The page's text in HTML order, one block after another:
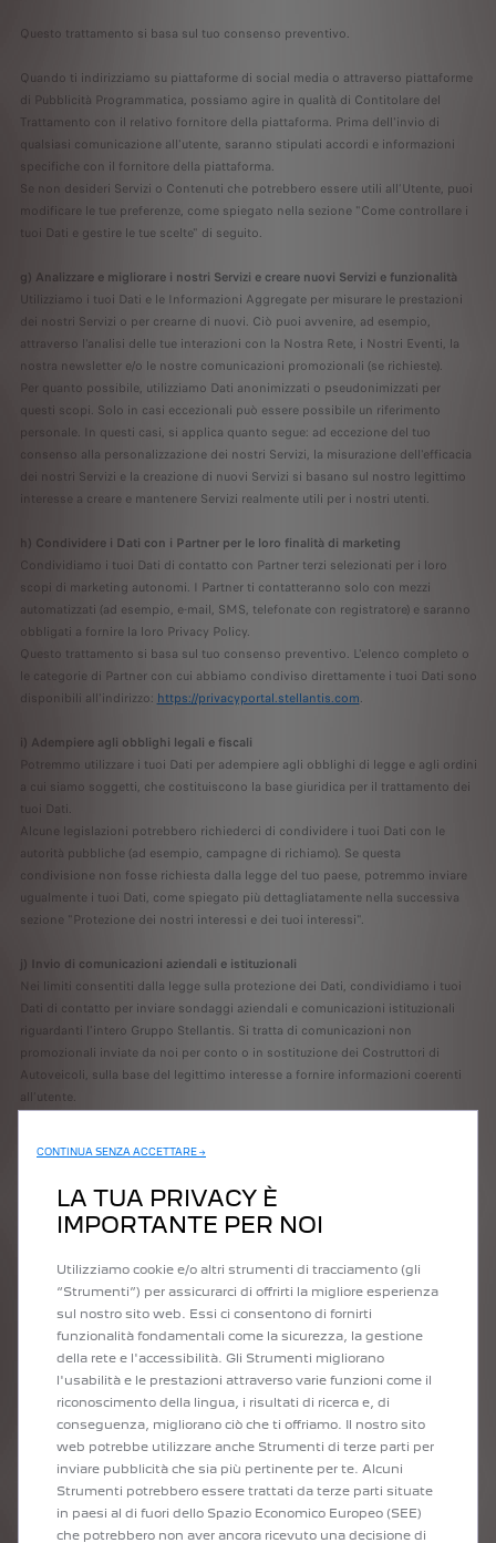
Questo trattamento si basa sul tuo consenso preventivo.
Quando ti indirizziamo su piattaforme di social media o attraverso piattaforme
di Pubblicità Programmatica, possiamo agire in qualità di Contitolare del
Trattamento con il relativo fornitore della piattaforma. Prima dell'invio di
qualsiasi comunicazione all'utente, saranno stipulati accordi e informazioni
specifiche con il fornitore della piattaforma.
Se non desideri Servizi o Contenuti che potrebbero essere utili all’Utente, puoi
modificare le tue preferenze, come spiegato nella sezione "Come controllare i
tuoi Dati e gestire le tue scelte" di seguito.
g) Analizzare e migliorare i nostri Servizi e creare nuovi Servizi e funzionalità
Utilizziamo i tuoi Dati e le Informazioni Aggregate per misurare le prestazioni
dei nostri Servizi o per crearne di nuovi. Ciò puoi avvenire, ad esempio,
attraverso l'analisi delle tue interazioni con la Nostra Rete, i Nostri Eventi, la
nostra newsletter e/o le nostre comunicazioni promozionali (se richieste).
Per quanto possibile, utilizziamo Dati anonimizzati o pseudonimizzati per
questi scopi. Solo in casi eccezionali può essere possibile un riferimento
personale. In questi casi, si applica quanto segue: ad eccezione del tuo
consenso alla personalizzazione dei nostri Servizi, la misurazione dell'efficacia
dei nostri Servizi e la creazione di nuovi Servizi si basano sul nostro legittimo
interesse a creare e mantenere Servizi realmente utili per i nostri utenti.
h) Condividere i Dati con i Partner per le loro finalità di marketing
Condividiamo i tuoi Dati di contatto con Partner terzi selezionati per i loro
scopi di marketing autonomi. I Partner ti contatteranno solo con mezzi
automatizzati (ad esempio, e-mail, SMS, telefonate con registratore) e saranno
obbligati a fornire la loro Privacy Policy.
Questo trattamento si basa sul tuo consenso preventivo. L'elenco completo o
le categorie di Partner con cui abbiamo condiviso direttamente i tuoi Dati sono
disponibili all'indirizzo: https://privacyportal.stellantis.com.
i) Adempiere agli obblighi legali e fiscali
Potremmo utilizzare i tuoi Dati per adempiere agli obblighi di legge e agli ordini
a cui siamo soggetti, che costituiscono la base giuridica per il trattamento dei
tuoi Dati.
Alcune legislazioni potrebbero richiederci di condividere i tuoi Dati con le
autorità pubbliche (ad esempio, campagne di richiamo). Se questa
condivisione non fosse richiesta dalla legge del tuo paese, potremmo inviare
ugualmente i tuoi Dati, come spiegato più dettagliatamente nella successiva
sezione "Protezione dei nostri interessi e dei tuoi interessi".
j) Invio di comunicazioni aziendali e istituzionali
Nei limiti consentiti dalla legge sulla protezione dei Dati, condividiamo i tuoi
Dati di contatto per inviare sondaggi aziendali e comunicazioni istituzionali
riguardanti l’intero Gruppo Stellantis. Si tratta di comunicazioni non
promozionali inviate da noi per conto o in sostituzione dei Costruttori di
Autoveicoli, sulla base del legittimo interesse a fornire informazioni coerenti
all’utente.
Nella misura consentita dalla legge applicabile in materia di protezione dei
Dati, potremmo dover utilizzare i tuoi Dati per individuare, prevenire e
rispondere a comportamenti fraudolenti e illegali o attività che potrebbero
compromettere la sicurezza dei nostri Servizi e del Nostro Sito web e
Applicazione in modi diversi da quelli consentiti, al fine di verificare la
cosiddetta Raccolta Indiretta, o in caso di comportamento inappropriato ai
Nostri Eventi. Tali finalità comprendono anche verifiche e valutazioni delle
nostre operazioni commerciali, dei controlli di sicurezza, dei controlli
finanziari, dei registri e del programma di gestione delle informazioni, e in ogni
altro modo relativo all'amministrazione delle nostre attività generali, della
contabilità, della tenuta dei registri e delle funzioni legali.
Tali finalità si basano sul nostro legittimo interesse a salvaguardare i nostri
interessi e a proteggere i nostri clienti, compreso l'utente.
5. Come utilizziamo i tuoi Dati (modalità di trattamento)
I Dati raccolti per le finalità sopra indicate sono trattati sia manualmente che
CONTINUA SENZA ACCETTARE →
LA TUA PRIVACY È
IMPORTANTE PER NOI
Utilizziamo cookie e/o altri strumenti di tracciamento (gli
“Strumenti”) per assicurarci di offrirti la migliore esperienza
sul nostro sito web. Essi ci consentono di fornirti
funzionalità fondamentali come la sicurezza, la gestione
della rete e l'accessibilità. Gli Strumenti migliorano
l'usabilità e le prestazioni attraverso varie funzioni come il
riconoscimento della lingua, i risultati di ricerca e, di
conseguenza, migliorano ciò che ti offriamo. Il nostro sito
web potrebbe utilizzare anche Strumenti di terze parti per
inviare pubblicità che sia più pertinente per te. Alcuni
Strumenti potrebbero essere trattati da terze parti situate
in paesi al di fuori dello Spazio Economico Europeo (SEE)
che potrebbero non aver ancora ricevuto una decisione di